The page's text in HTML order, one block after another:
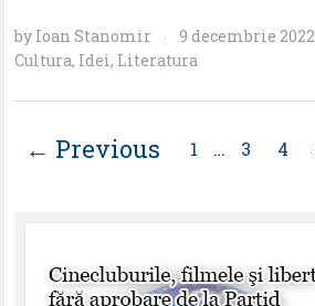
by Ioan Stanomir · 9 decembrie 2022
Cultura, Idei, Literatura
← Previous 1 … 3 4